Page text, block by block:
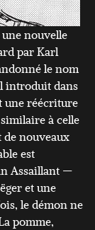
une nouvelle
par Karl
le nom
introduit dans
une réécriture
à celle
de nouveaux
est
Assaillant —
et une
le démon ne
pomme,